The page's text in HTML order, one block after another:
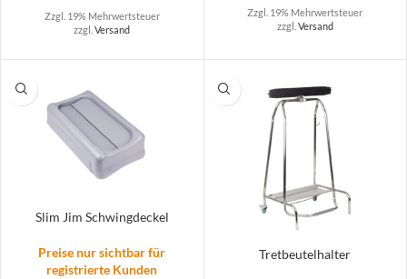
Zzgl. 19% Mehrwertsteuer
zzgl.Versand
Zzgl. 19% Mehrwertsteuer
zzgl. Versand
Slim Jim Schwingdeckel
Preise nur sichtbar für
registrierte Kunden
Tretbeutelhalter